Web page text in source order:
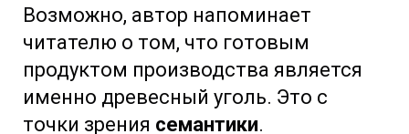
Возможно, автор напоминает
читателю о том, что готовым
продуктом производства является
именно древесный уголь. Это с
точки зрения семантики.